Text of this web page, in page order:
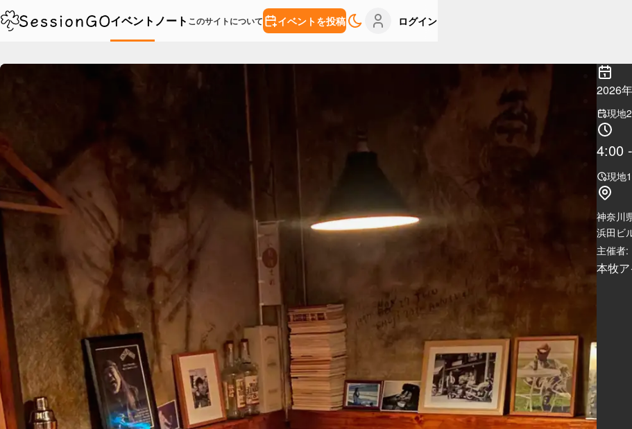
イベント ノート このサイトについて イベントを投稿 ログイン
2026
現地
4:00 -
現地
神奈川
浜田ビ
主催者:
本牧